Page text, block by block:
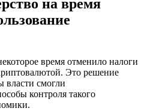
на время
время отменило налоги
Это решение
власти смогли
контроля такого